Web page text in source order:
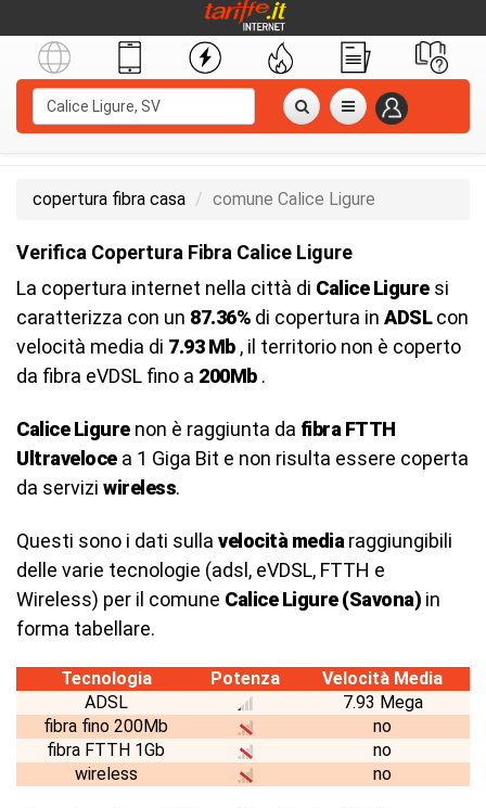
copertura fibra casa comune Calice Ligure
Verifica Copertura Fibra Calice Ligure
La copertura internet nella città di Calice Liguresi
caratterizza con un 87.36% di copertura in ADSLcon
velocità media di 7.93 Mb, il territorio non è coperto
da fibra eVDSL fino a 200Mb.
Calice Ligurenon è raggiunta da fibra FTTH
Ultravelocea 1 Giga Bit e non risulta essere coperta
da servizi wireless.
Questi sono i dati sulla velocità media raggiungibili
delle varie tecnologie (adsl, eVDSL, FTTH e
Wireless) per il comune Calice Ligure (Savona) in
forma tabellare.
Tecnologia Potenza
Velocità Media
ADSL
7.93 Mega
fibra fino 200Mb
no
fibra FTTH 1Gb
no
wireless
no